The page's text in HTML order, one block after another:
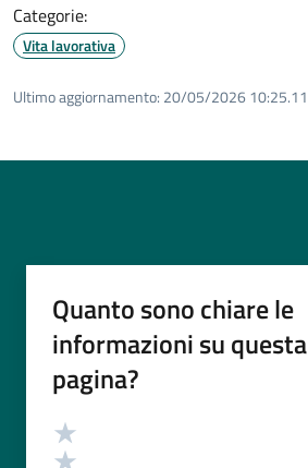
Categorie:
Vita lavorativa
Ultimo aggiornamento: 20/05/2026 10:25.11
Quanto sono chiare le
informazioni su questa
pagina?
Valutazione